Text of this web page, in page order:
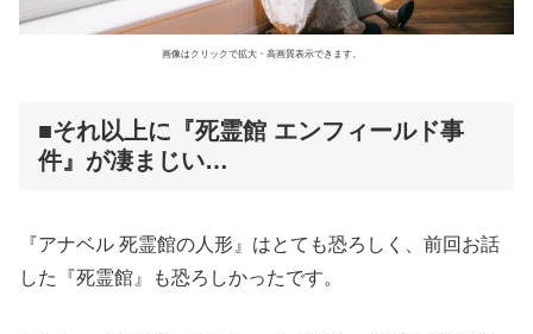
画像はクリックで拡大・高画質表示できます。
■それ以上に『死霊館 エンフィールド事
件』が凄まじい…
『アナベル 死霊館の人形』はとても恐ろしく、前回お話
した『死霊館』も恐ろしかったです。